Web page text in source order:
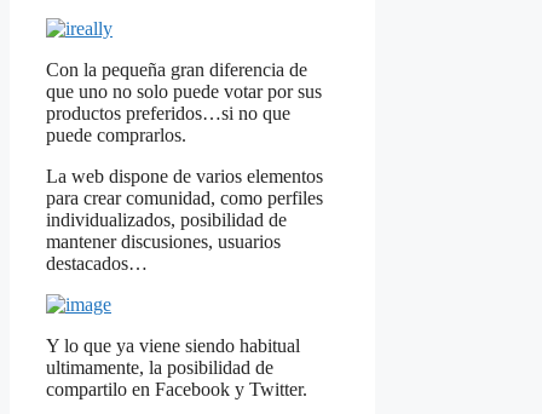
Con la pequeña gran diferencia de
que uno no solo puede votar por sus
productos preferidos…si no que
puede comprarlos.
La web dispone de varios elementos
para crear comunidad, como perfiles
individualizados, posibilidad de
mantener discusiones, usuarios
destacados…
Y lo que ya viene siendo habitual
ultimamente, la posibilidad de
compartilo en Facebook y Twitter.